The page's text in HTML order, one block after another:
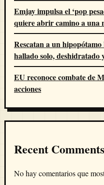
Emjay impulsa el ‘pop
quiere abrir camino a una
Rescatan a un
hallado solo, deshidratado
EU reconoce combate de
acciones
Recent Comments
No hay comentarios que